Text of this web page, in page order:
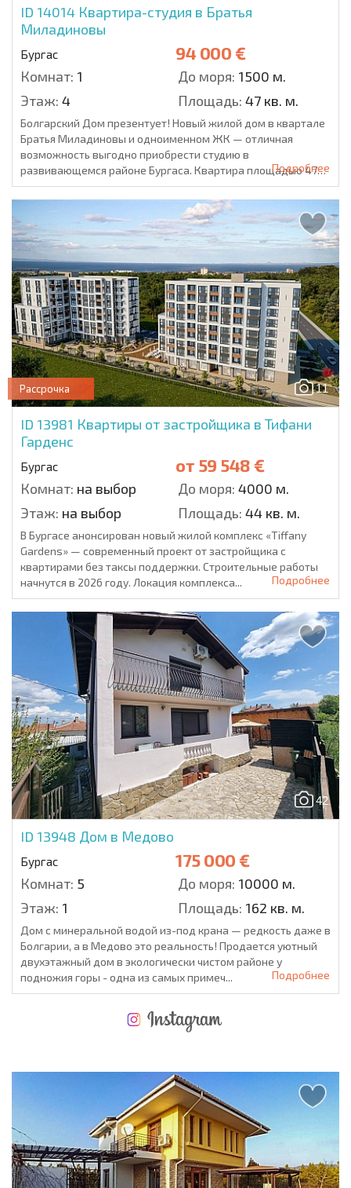
ID 14014 Квартира-студия в Братья
Миладиновы
Бургас 94 000 €
Комнат: 1 До моря: 1500 м.
Этаж: 4 Площадь: 47 кв. м.
Болгарский Дом презентует! Новый жилой дом в квартале
Братья Миладиновы и одноименном ЖК — отличная
возможность выгодно приобрести студию в
развивающемся районе Бургаса. Квартира площадью 47
к...
Подробнее
11
Рассрочка
ID 13981 Квартиры от застройщика в Тифани
Гарденс
Бургас от 59 548 €
Комнат: на выбор До моря: 4000 м.
Этаж: на выбор Площадь: 44 кв. м.
В Бургасе анонсирован новый жилой комплекс «Tiffany
Gardens» — современный проект от застройщика с
квартирами без таксы поддержки. Строительные работы
начнутся в 2026 году. Локация комплекса...
Подробнее
42
ID 13948 Дом в Медово
Бургас 175 000 €
Комнат: 5 До моря: 10000 м.
Этаж: 1 Площадь: 162 кв. м.
Дом с минеральной водой из-под крана — редкость даже в
Болгарии, а в Медово это реальность! Продается уютный
двухэтажный дом в экологически чистом районе у
подножия горы - одна из самых примеч...
Подробнее